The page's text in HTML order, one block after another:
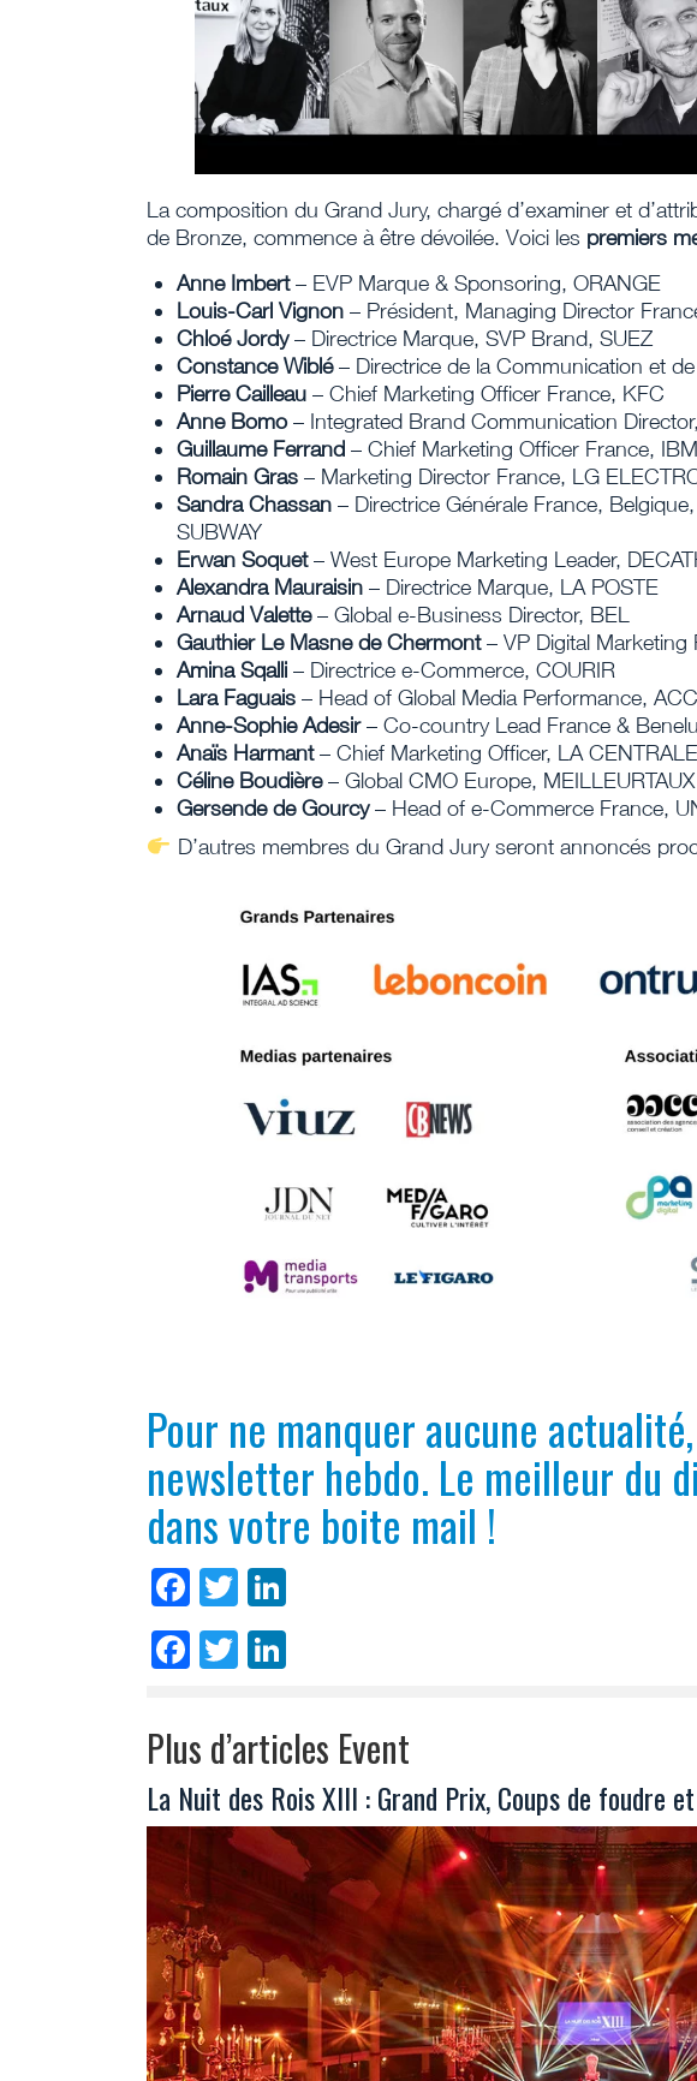
La composition du Grand Jury, chargé d’examiner et
de Bronze, commence à être dévoilée. Voici les premiers
Anne Imbert– EVP Marque & Sponsoring, ORANGE
Louis-Carl Vignon – Président, Managing Director
Chloé Jordy– Directrice Marque, SVP Brand, SUEZ
Constance Wiblé– Directrice de la Communication et
Pierre Cailleau – Chief Marketing Officer France, KFC
Anne Bomo– Integrated Brand Communication
Guillaume Ferrand – Chief Marketing Officer France, IBM
Romain Gras – Marketing Director France, LG
Sandra Chassan – Directrice Générale France,
SUBWAY
Erwan Soquet– West Europe Marketing Leader,
Alexandra Mauraisin – Directrice Marque, LA POSTE
Arnaud Valette– Global e-Business Director, BEL
Gauthier Le Masne de Chermont– VP Digital Marketing
Amina Sqalli – Directrice e-Commerce, COURIR
Lara Faguais – Head of Global Media Performance,
Anne-Sophie Adesir– Co-country Lead France &
Anaïs Harmant– Chief Marketing Officer, LA CENTRALE
Céline Boudière– Global CMO Europe, MEILLEURTAUX
Gersende de Gourcy– Head of e-Commerce France,
D’autres membres du Grand Jury seront annoncés
Pour ne manquer aucune
newsletter hebdo. Le meilleur du
dans votre boite mail !
Facebook
Twitter
Facebook
Twitter
Plus d’articles Event
La Nuit des Rois XIII : Grand Prix, Coups de foudre